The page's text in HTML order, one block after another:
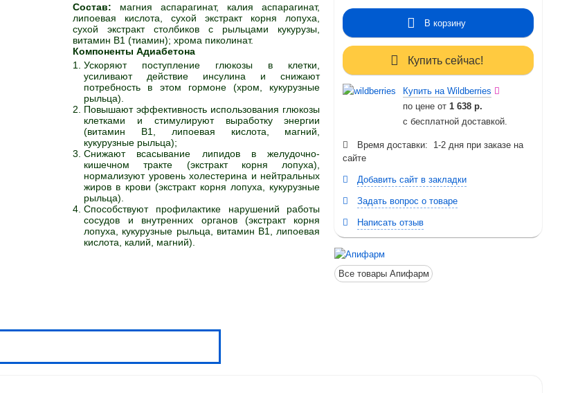
Состав:
магния аспарагинат, калия аспарагинат,
липоевая кислота, сухой экстракт корня лопуха,
сухой экстракт столбиков c рыльцами кукурузы,
витамин В1 (тиамин); хрома пиколинат.
Компоненты Адиабетона
Ускоряют поступление глюкозы в клетки,
усиливают действие инсулина и снижают
потребность в этом гормоне (хром, кукурузные
рыльца).
Повышают эффективность использования глюкозы
клетками и стимулируют выработку энергии
(витамин В1, липоевая кислота, магний,
кукурузные рыльца);
Снижают всасывание липидов в желудочно-
кишечном тракте (экстракт корня лопуха),
нормализуют уровень холестерина и нейтральных
жиров в крови (экстракт корня лопуха, кукурузные
рыльца).
Способствуют профилактике нарушений работы
сосудов и внутренних органов (экстракт корня
лопуха, кукурузные рыльца, витамин В1, липоевая
кислота, калий, магний).
В корзину
Купить сейчас!
Купить на Wildberries
по цене от 1 638 р.
с бесплатной доставкой.
Время доставки: 1-2 дня при заказе на
сайте
Добавить сайт в закладки
Задать вопрос о товаре
Написать отзыв
Все товары Апифарм